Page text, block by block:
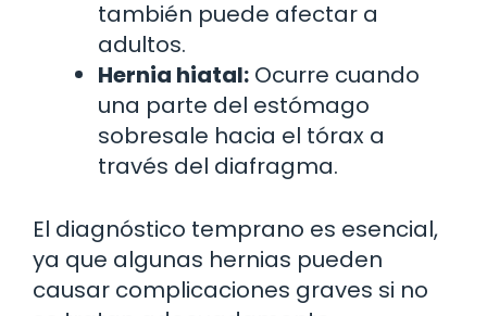
también puede afectar a
adultos.
Hernia hiatal: Ocurre cuando
una parte del estómago
sobresale hacia el tórax a
través del diafragma.
El diagnóstico temprano es esencial,
ya que algunas hernias pueden
causar complicaciones graves si no